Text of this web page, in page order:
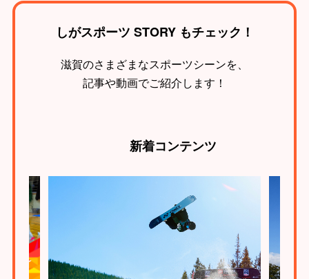
しがスポーツ STORY もチェック！
滋賀のさまざまなスポーツシーンを、
記事や動画でご紹介します！
新着コンテンツ